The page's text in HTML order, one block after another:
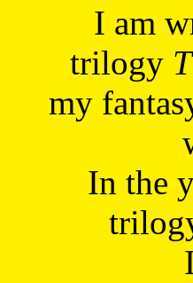
I am
trilogy
my
In the